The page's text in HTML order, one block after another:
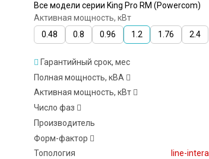
Все модели серии King Pro RM (Powercom)
Активная мощность, кВт
0.48
0.8 0.96 1.2 1.76 2.4
Гарантийный срок, мес
Полная мощность, кВА
Активная мощность, кВт
Число фаз
Производитель
Форм-фактор
Топология
line-